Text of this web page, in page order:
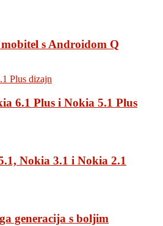
s Androidom Q
6.1 Plus i Nokia 5.1 Plus
Nokia 3.1 i Nokia 2.1
generacija s boljim